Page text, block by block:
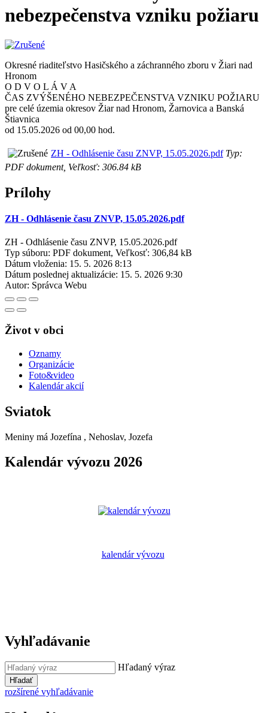
nebezpečenstva vzniku požiaru
Okresné riaditeľstvo Hasičského a záchranného zboru v Žiari nad
Hronom
O D V O L Á V A
ČAS ZVÝŠENÉHO NEBEZPEČENSTVA VZNIKU POŽIARU
pre celé územia okresov Žiar nad Hronom, Žarnovica a Banská
Štiavnica
od 15.05.2026 od 00,00 hod.
ZH - Odhlásenie času ZNVP, 15.05.2026.pdfTyp:
PDF dokument, Veľkosť: 306.84 kB
Prílohy
ZH - Odhlásenie času ZNVP, 15.05.2026.pdf
ZH - Odhlásenie času ZNVP, 15.05.2026.pdf
Typ súboru: PDF dokument, Veľkosť: 306,84 kB
Dátum vloženia: 15. 5. 2026 8:13
Dátum poslednej aktualizácie: 15. 5. 2026 9:30
Autor: Správca Webu
Život v obci
Oznamy
Organizácie
Foto&video
Kalendár akcií
Sviatok
Meniny má Jozefína , Nehoslav, Jozefa
Kalendár vývozu 2026
kalendár vývozu
Vyhľadávanie
Hľadaný výraz
Hľadať
rozšírené vyhľadávanie